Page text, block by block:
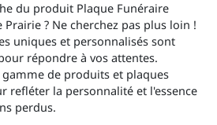
du produit Plaque Funéraire
Prairie ? Ne cherchez pas plus loin !
uniques et personnalisés sont
répondre à vos attentes.
de produits et plaques
refléter la personnalité et l'essence
perdus.